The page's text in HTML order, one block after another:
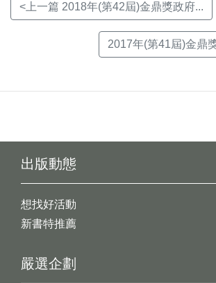
<上一篇 2018年(第42屆)金鼎獎政府...
2017年(第41屆)金鼎
出版動態
想找好活動
新書特推薦
嚴選企劃